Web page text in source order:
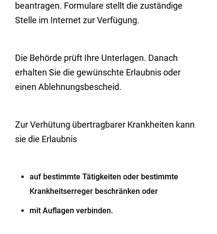
beantragen. Formulare stellt die zuständige
Stelle im Internet zur Verfügung.
Die Behörde prüft Ihre Unterlagen. Danach
erhalten Sie die gewünschte Erlaubnis oder
einen Ablehnungsbescheid.
Zur Verhütung übertragbarer Krankheiten kann
sie die Erlaubnis
auf bestimmte Tätigkeiten oder bestimmte
Krankheitserreger beschränken oder
mit Auflagen verbinden.